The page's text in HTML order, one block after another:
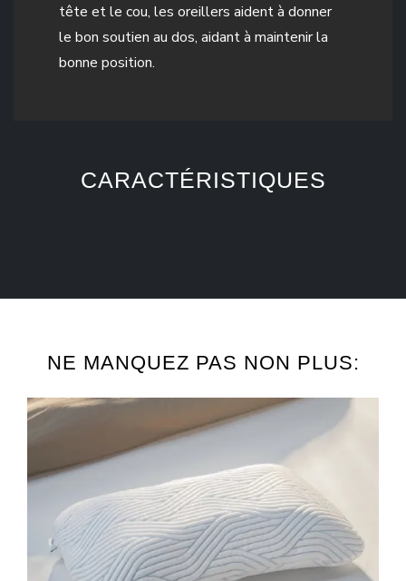
tête et le cou, les oreillers aident à donner
le bon soutien au dos, aidant à maintenir la
bonne position.
CARACTÉRISTIQUES
NE MANQUEZ PAS NON PLUS: